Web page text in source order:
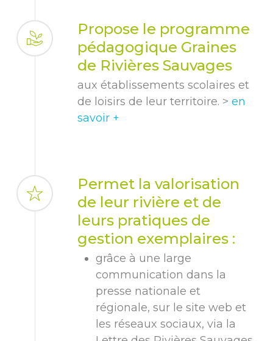
Propose le programme
pédagogique Graines
de Rivières Sauvages
aux établissements scolaires et
de loisirs de leur territoire. > en
savoir +
Permet la valorisation
de leur rivière et de
leurs pratiques de
gestion exemplaires :
grâce à une large
communication dans la
presse nationale et
régionale, sur le site web et
les réseaux sociaux, via la